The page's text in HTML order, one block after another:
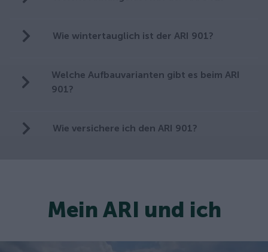
Wie wintertauglich ist der ARI 901?
Welche Aufbauvarianten gibt es beim ARI
901?
Wie versichere ich den ARI 901?
Mein ARI und ich